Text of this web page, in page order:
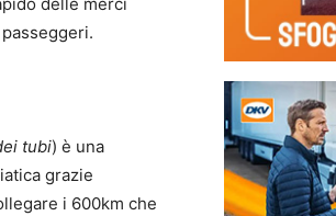
delle merci
tubi) è una
grazie
i 600km che